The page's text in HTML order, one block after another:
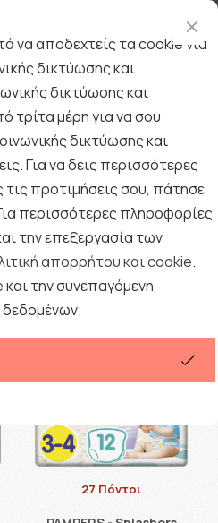
/ Pampers Splashers
Splashers
27 Πόντοι
να αποδεχτείς τα cookie για
δικτύωσης και
δικτύωσης και
τρίτα μέρη για να σου
δικτύωσης και
Για να δεις περισσότερες
προτιμήσεις σου, πάτησε
περισσότερες πληροφορίες
την επεξεργασία των
απορρήτου και cookie.
την συνεπαγόμενη